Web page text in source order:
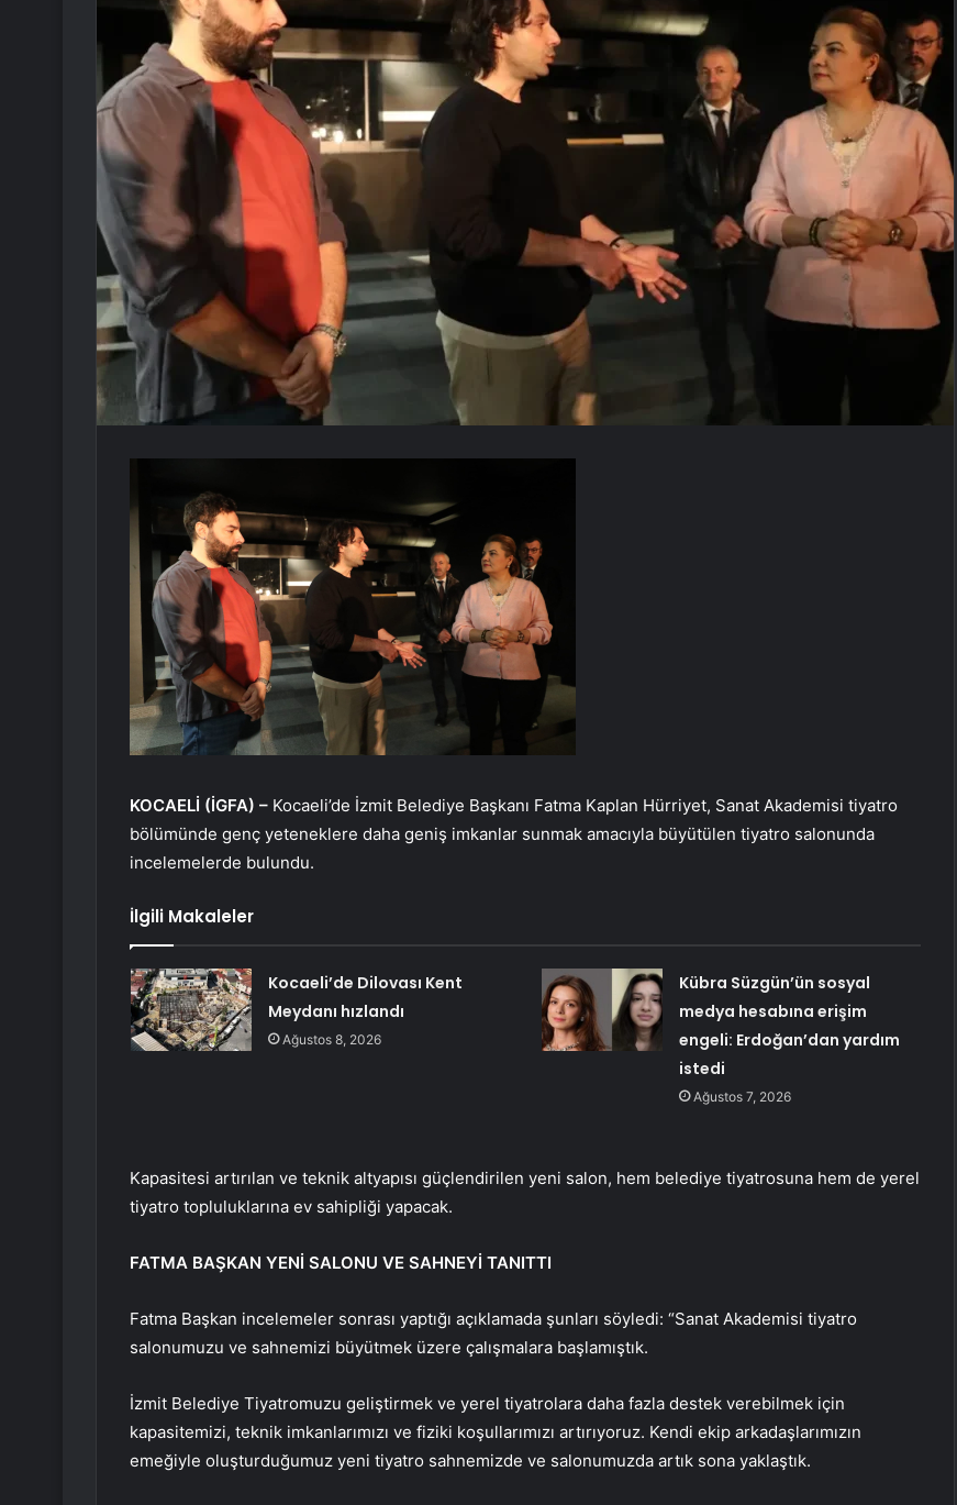
KOCAELİ (İGFA) – Kocaeli’de İzmit Belediye Başkanı Fatma Kaplan Hürriyet, Sanat Akademisi tiyatro
bölümünde genç yeteneklere daha geniş imkanlar sunmak amacıyla büyütülen tiyatro salonunda
incelemelerde bulundu.
İlgili Makaleler
Kocaeli’de Dilovası Kent
Meydanı hızlandı
Ağustos 8, 2026
Kübra Süzgün’ün sosyal
medya hesabına erişim
engeli: Erdoğan’dan yardım
istedi
Ağustos 7, 2026
Kapasitesi artırılan ve teknik altyapısı güçlendirilen yeni salon, hem belediye tiyatrosuna hem de yerel
tiyatro topluluklarına ev sahipliği yapacak.
FATMA BAŞKAN YENİ SALONU VE SAHNEYİ TANITTI
Fatma Başkan incelemeler sonrası yaptığı açıklamada şunları söyledi: “Sanat Akademisi tiyatro
salonumuzu ve sahnemizi büyütmek üzere çalışmalara başlamıştık.
İzmit Belediye Tiyatromuzu geliştirmek ve yerel tiyatrolara daha fazla destek verebilmek için
kapasitemizi, teknik imkanlarımızı ve fiziki koşullarımızı artırıyoruz. Kendi ekip arkadaşlarımızın
emeğiyle oluşturduğumuz yeni tiyatro sahnemizde ve salonumuzda artık sona yaklaştık.